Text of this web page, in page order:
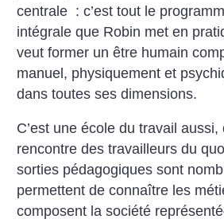
centrale : c’est tout le
intégrale que Robin met en
veut former un être humain
manuel, physiquement et
dans toutes ses dimensions.
C’est une école du travail aussi,
rencontre des travailleurs du
sorties pédagogiques sont
permettent de connaître les
composent la société